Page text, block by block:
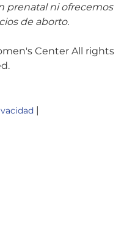
prenatal ni ofrecemos
de aborto.
Center All rights
|